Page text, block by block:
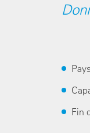
Fin